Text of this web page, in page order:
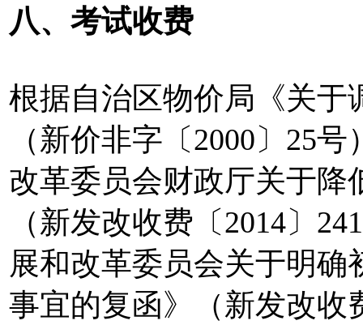
八、考试收费
根据自治区物价局《关于
（新价非字〔2000〕25
改革委员会财政厅关于降
（新发改收费〔2014〕
展和改革委员会关于明
事宜的复函》（新发改收